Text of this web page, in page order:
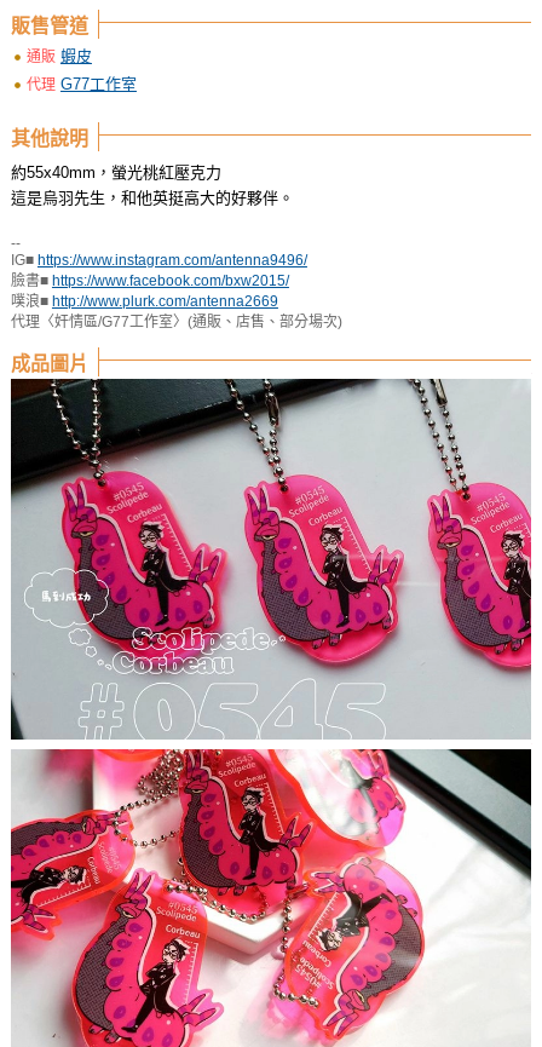
販售管道
通販 蝦皮
代理 G77工作室
其他說明
約55x40mm，螢光桃紅壓克力
這是烏羽先生，和他英挺高大的好夥伴。
--
IG■ https://www.instagram.com/antenna9496/
臉書■ https://www.facebook.com/bxw2015/
噗浪■ http://www.plurk.com/antenna2669
代理〈奸情區/G77工作室〉(通販、店售、部分場次)
成品圖片